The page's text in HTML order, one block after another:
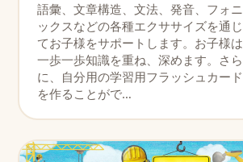
語彙、文章構造、文法、発音、フォニ
ックスなどの各種エクササイズを通じ
てお子様をサポートします。お子様は
一歩一歩知識を重ね、深めます。さら
に、自分用の学習用フラッシュカード
を作ることがで…